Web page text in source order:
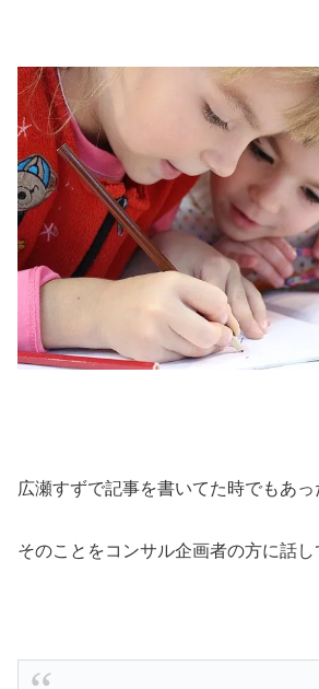
広瀬すずで記事を書いてた時でもあっ
そのことをコンサル企画者の方に話